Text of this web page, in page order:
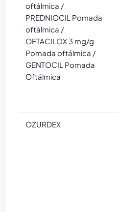
oftálmica /
PREDNIOCIL Pomada
oftálmica /
OFTACILOX 3 mg/g
Pomada oftálmica /
GENTOCIL Pomada
Oftálmica
OZURDEX